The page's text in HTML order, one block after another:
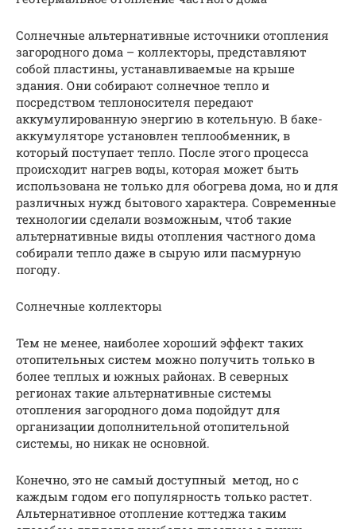
Солнечные альтернативные источники отопления
загородного дома – коллекторы, представляют
собой пластины, устанавливаемые на крыше
здания. Они собирают солнечное тепло и
посредством теплоносителя передают
аккумулированную энергию в котельную. В баке-
аккумуляторе установлен теплообменник, в
который поступает тепло. После этого процесса
происходит нагрев воды, которая может быть
использована не только для обогрева дома, но и для
различных нужд бытового характера. Современные
технологии сделали возможным, чтоб такие
альтернативные виды отопления частного дома
собирали тепло даже в сырую или пасмурную
погоду.
Солнечные коллекторы
Тем не менее, наиболее хороший эффект таких
отопительных систем можно получить только в
более теплых и южных районах. В северных
регионах такие альтернативные системы
отопления загородного дома подойдут для
организации дополнительной отопительной
системы, но никак не основной.
Конечно, это не самый доступный метод, но с
каждым годом его популярность только растет.
Альтернативное отопление коттеджа таким